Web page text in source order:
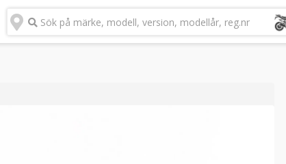
Sök på märke, modell, version, modellår, reg.nr